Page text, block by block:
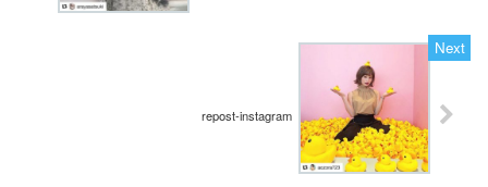
repost-instagram